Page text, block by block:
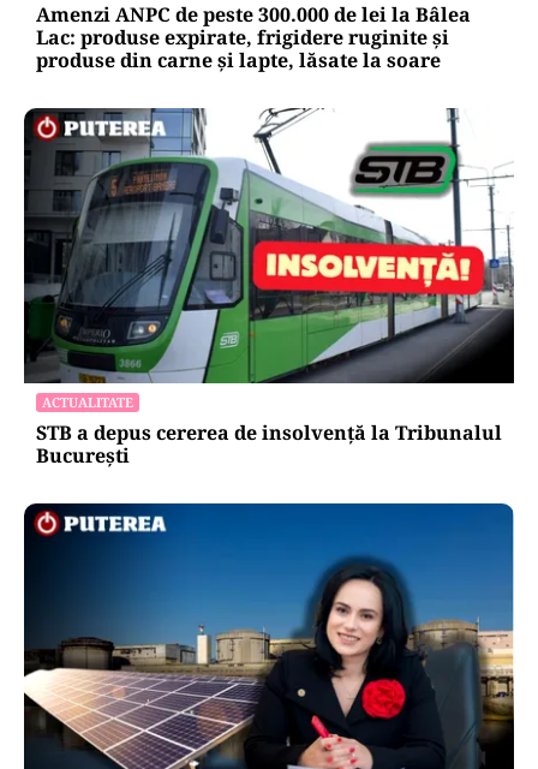
Amenzi ANPC de peste 300.000 de lei la Bâlea
Lac: produse expirate, frigidere ruginite și
produse din carne și lapte, lăsate la soare
ACTUALITATE
STB a depus cererea de insolvență la Tribunalul
București